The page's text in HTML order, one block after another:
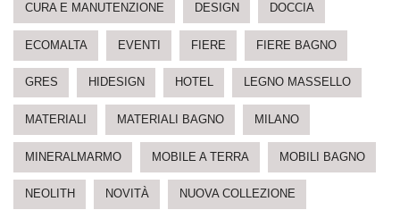
CURA E MANUTENZIONE DESIGN DOCCIA
ECOMALTA EVENTI FIERE FIERE BAGNO
GRES HIDESIGN HOTEL LEGNO MASSELLO
MATERIALI MATERIALI BAGNO MILANO
MINERALMARMO MOBILE A TERRA MOBILI BAGNO
NEOLITH NOVITÀ NUOVA COLLEZIONE